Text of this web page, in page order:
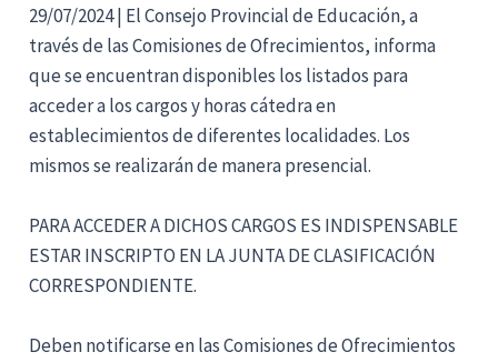
29/07/2024 | El Consejo Provincial de Educación, a
través de las Comisiones de Ofrecimientos, informa
que se encuentran disponibles los listados para
acceder a los cargos y horas cátedra en
establecimientos de diferentes localidades. Los
mismos se realizarán de manera presencial.
PARA ACCEDER A DICHOS CARGOS ES INDISPENSABLE
ESTAR INSCRIPTO EN LA JUNTA DE CLASIFICACIÓN
CORRESPONDIENTE.
Deben notificarse en las Comisiones de Ofrecimientos